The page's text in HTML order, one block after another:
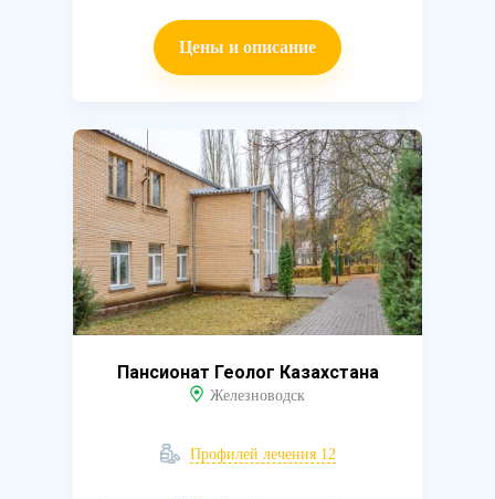
Цены и описание
Пансионат Геолог Казахстана
Железноводск
Профилей лечения 12